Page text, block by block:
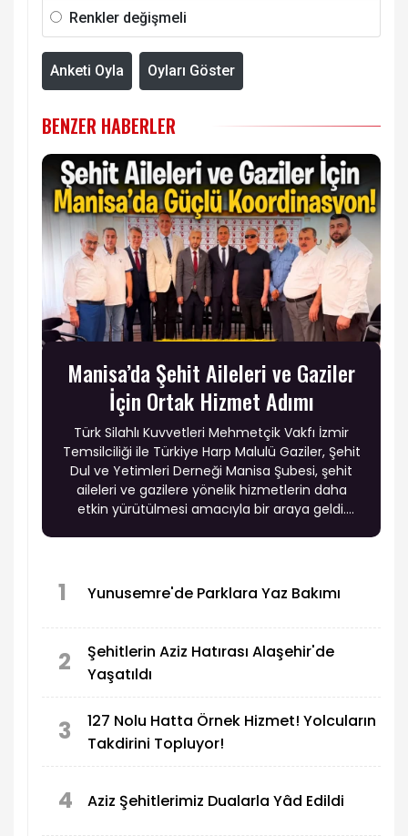
Renkler değişmeli
Anketi Oyla Oyları Göster
BENZER HABERLER
Manisa’da Şehit Aileleri ve Gaziler
İçin Ortak Hizmet Adımı
Türk Silahlı Kuvvetleri Mehmetçik Vakfı İzmir
Temsilciliği ile Türkiye Harp Malulü Gaziler, Şehit
Dul ve Yetimleri Derneği Manisa Şubesi, şehit
aileleri ve gazilere yönelik hizmetlerin daha
etkin yürütülmesi amacıyla bir araya geldi.
1 Yunusemre'de Parklara Yaz Bakımı
2
Şehitlerin Aziz Hatırası Alaşehir'de
Yaşatıldı
3
127 Nolu Hatta Örnek Hizmet! Yolcuların
Takdirini Topluyor!
4 Aziz Şehitlerimiz Dualarla Yâd Edildi